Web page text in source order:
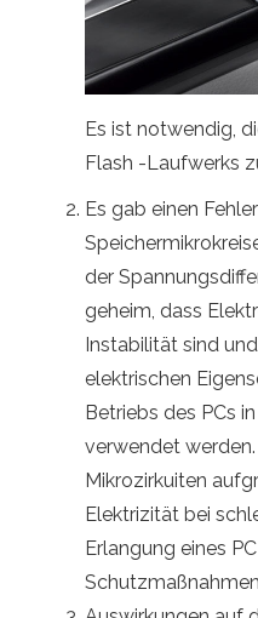
Es ist notwendig,
Flash -Laufwerks
Es gab einen
der
geheim, dass
Instabilität sind
elektrischen
Betriebs des PCs
verwendet
Mikrozirkuiten
Elektrizität bei
Erlangung eines